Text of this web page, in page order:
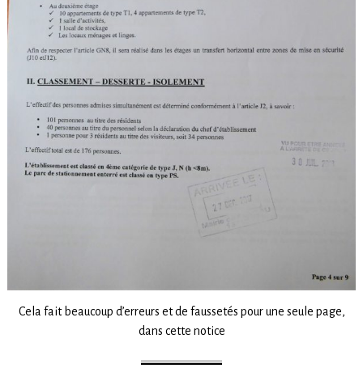
Cela fait beaucoup d’erreurs et de faussetés pour une seule page,
dans cette notice